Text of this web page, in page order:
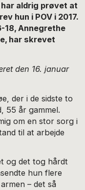
aldrig prøvet at
hun i POV i 2017.
18, Annegrethe
har skrevet
den 16. januar
der i de sidste to
55 år gammel.
om en stor sorg i
til at arbejde
og det tog hårdt
hun flere
– det så